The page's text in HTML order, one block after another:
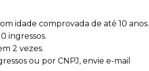
idade comprovada de até 10 anos.
ingressos.
2 vezes.
ou por CNPJ, envie e-mail